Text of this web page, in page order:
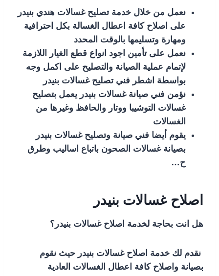
نعمل من خلال خدمة تصليح غسالات هندي بنيدر
على اصلاح كافة اعطال الغسالة بكل احترافية
ومهارة وتسليمها بالوقت المحدد
نعمل على تأمين اجود انواع قطع الغيار اللازمة
لإتمام عملية الصيانة والتصليح على اكمل وجه
بواسطة اشطر فني تصليح غسالات بنيدر
نؤمن فني صيانة غسالات بنيدر يعمل بتصليح
غسالات التوشيبا ووتار والحافظ وغيرها من
الغسالات
يقوم أيضا فني صيانة وتصليح غسالات بنيدر
بصيانة غسالات الصحون باتباع اساليب وطرق
ح…
اصلاح غسالات بنيدر
هل انت بحاجة لخدمة اصلاح غسالات بنيدر؟
نقدم لك خدمة اصلاح غسالات بنيدر حيث نقوم
بصيانة واصلاح كافة اعطال الغسالات العادية